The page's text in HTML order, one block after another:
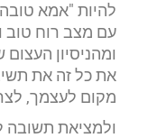
להיות "אמא
עם מצב רוח
ומהניסיון
את כל זה את
מקום לעצמך,
ולמציאת